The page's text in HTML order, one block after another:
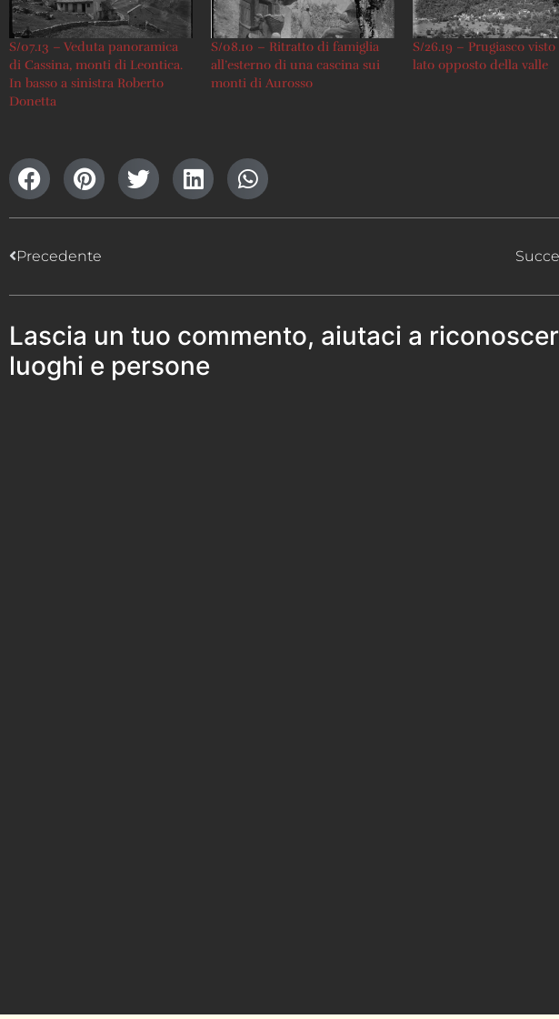
S/07.13 – Veduta panoramica
di Cassina, monti di Leontica.
In basso a sinistra Roberto
Donetta
S/08.10 – Ritratto di famiglia
all’esterno di una cascina sui
monti di Aurosso
S/26.19 – Prugiasco visto
lato opposto della valle
Precedente
Lascia un tuo commento, aiutaci a
luoghi e persone